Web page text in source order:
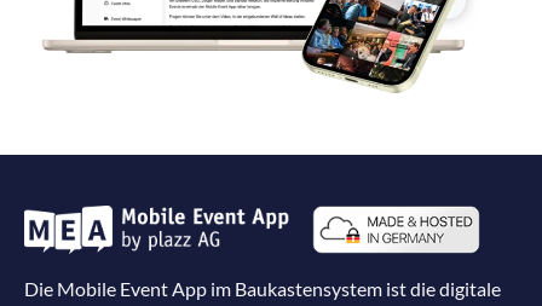
Die Mobile Event App im Baukastensystem ist die digitale